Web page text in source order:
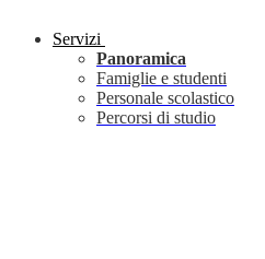
Servizi
Panoramica
Famiglie e studenti
Personale scolastico
Percorsi di studio